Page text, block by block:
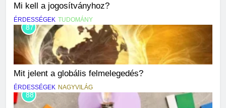
Mi kell a jogosítványhoz?
ÉRDESSÉGEK TUDOMÁNY
87
Mit jelent a globális felmelegedés?
ÉRDESSÉGEK NAGYVILÁG
88